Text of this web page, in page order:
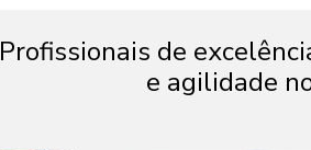
Profissionais de
e agilidade